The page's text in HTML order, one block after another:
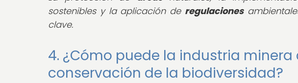
sostenibles y la aplicación de regulaciones
clave.
4. ¿Cómo puede la industria
conservación de la biodiversidad?